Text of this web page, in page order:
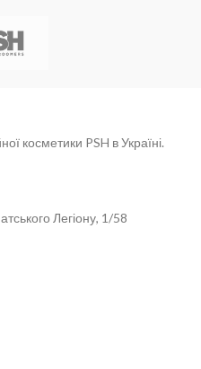
косметики PSH в Україні.
Легіону, 1/58